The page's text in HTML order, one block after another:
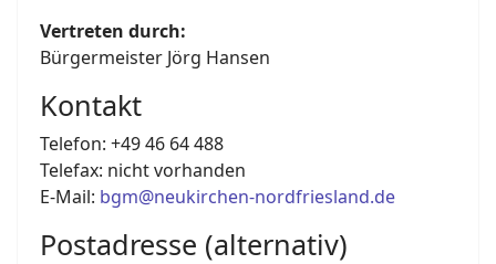
Vertreten durch:
Bürgermeister Jörg Hansen
Kontakt
Telefon: +49 46 64 488
Telefax: nicht vorhanden
E-Mail: bgm@neukirchen-nordfriesland.de
Postadresse (alternativ)